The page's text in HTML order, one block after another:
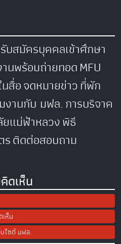
บสมัครบุคคลเข้าศึกษา
นพร้อมถ่ายทอดMFU
สื่อจดหมายข่าวที่พัก
งานกับ มฟล.การบริจาค
แม่ฟ้าหลวงพิธี
รติดต่อสอบถาม
ดเห็น
เห็น
บไซต์ มฟล.